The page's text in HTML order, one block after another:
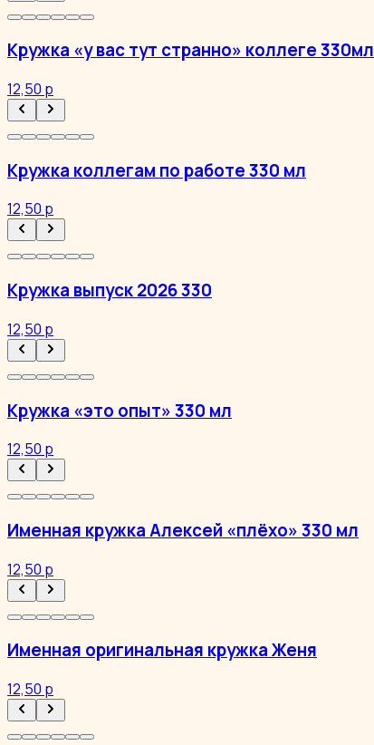
Кружка «у вас тут странно» коллеге 330мл
12,50 р
Кружка коллегам по работе 330 мл
12,50 р
Кружка выпуск 2026 330
12,50 р
Кружка «это опыт» 330 мл
12,50 р
Именная кружка Алексей «плёхо» 330 мл
12,50 р
Именная оригинальная кружка Женя
12,50 р